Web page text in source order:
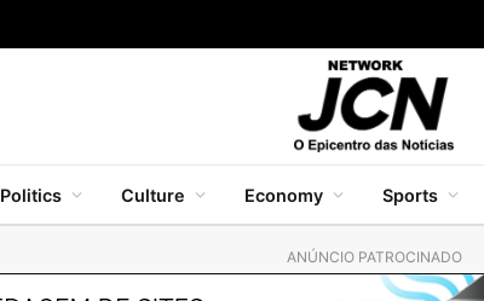
Politics Culture Economy Sports
ANÚNCIO PATROCINADO